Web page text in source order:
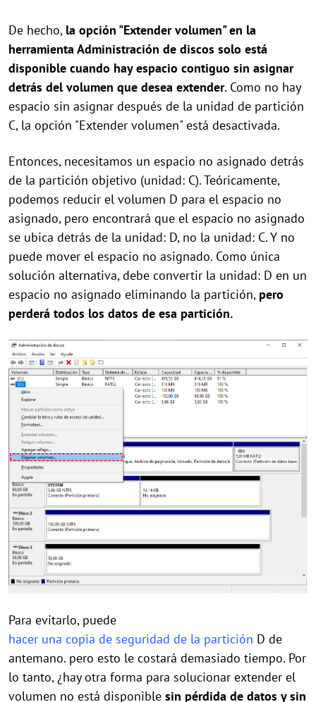
De hecho, la opción "Extender volumen" en la
herramienta Administración de discos solo está
disponible cuando hay espacio contiguo sin asignar
detrás del volumen que desea extender. Como no hay
espacio sin asignar después de la unidad de partición
C, la opción "Extender volumen" está desactivada.
Entonces, necesitamos un espacio no asignado detrás
de la partición objetivo (unidad: C). Teóricamente,
podemos reducir el volumen D para el espacio no
asignado, pero encontrará que el espacio no asignado
se ubica detrás de la unidad: D, no la unidad: C. Y no
puede mover el espacio no asignado. Como única
solución alternativa, debe convertir la unidad: D en un
espacio no asignado eliminando la partición, pero
perderá todos los datos de esa partición.
Para evitarlo, puede
hacer una copia de seguridad de la partición D de
antemano. pero esto le costará demasiado tiempo. Por
lo tanto, ¿hay otra forma para solucionar extender el
volumen no está disponible sin pérdida de datos y sin